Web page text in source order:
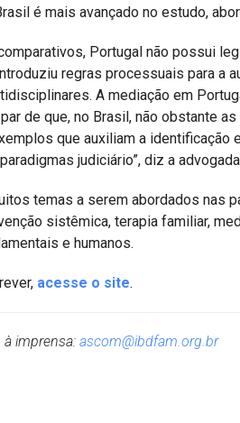
é mais avançado no estudo,
Portugal não possui
regras processuais para a
A mediação em
de que, no Brasil, não obstante
que auxiliam a identificação
judiciário”, diz a
temas a serem abordados nas
sistêmica, terapia familiar,
e humanos.
acesse o site.
imprensa: ascom@ibdfam.org.br